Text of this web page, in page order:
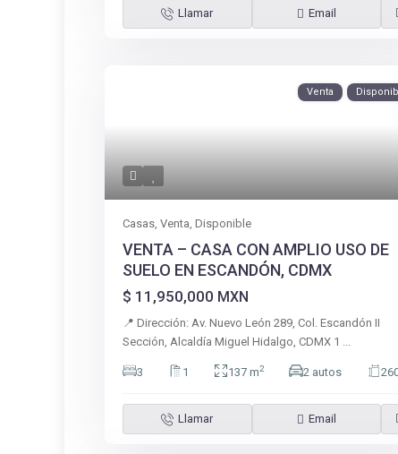
Llamar Email
Venta
Casas, Venta, Disponible
VENTA – CASA CON AMPLIO USO DE
SUELO EN ESCANDÓN, CDMX
$ 11,950,000 MXN
📍 Dirección: Av. Nuevo León 289, Col. Escandón II
Sección, Alcaldía Miguel Hidalgo, CDMX 1 ...
3 1 137 m2 2 autos
Llamar Email